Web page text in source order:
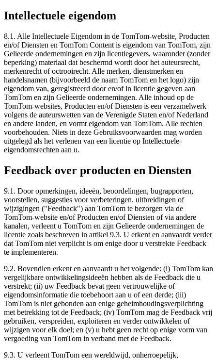
Intellectuele eigendom
8.1. Alle Intellectuele Eigendom in de TomTom-website, Producten
en/of Diensten en TomTom Content is eigendom van TomTom, zijn
Gelieerde ondernemingen en zijn licentiegevers, waaronder (zonder
beperking) materiaal dat beschermd wordt door het auteursrecht,
merkenrecht of octrooirecht. Alle merken, dienstmerken en
handelsnamen (bijvoorbeeld de naam TomTom en het logo) zijn
eigendom van, geregistreerd door en/of in licentie gegeven aan
TomTom en zijn Gelieerde ondernemingen. Alle inhoud op de
TomTom-websites, Producten en/of Diensten is een verzamelwerk
volgens de auteurswetten van de Verenigde Staten en/of Nederland
en andere landen, en vormt eigendom van TomTom. Alle rechten
voorbehouden. Niets in deze Gebruiksvoorwaarden mag worden
uitgelegd als het verlenen van een licentie op Intellectuele-
eigendomsrechten aan u.
Feedback over producten en Diensten
9.1. Door opmerkingen, ideeën, beoordelingen, bugrapporten,
voorstellen, suggesties voor verbeteringen, uitbreidingen of
wijzigingen ("Feedback") aan TomTom te bezorgen via de
TomTom-website en/of Producten en/of Diensten of via andere
kanalen, verleent u TomTom en zijn Gelieerde ondernemingen de
licentie zoals beschreven in artikel 9.3. U erkent en aanvaardt verder
dat TomTom niet verplicht is om enige door u verstrekte Feedback
te implementeren.
9.2. Bovendien erkent en aanvaardt u het volgende: (i) TomTom kan
vergelijkbare ontwikkelingsideeën hebben als de Feedback die u
verstrekt; (ii) uw Feedback bevat geen vertrouwelijke of
eigendomsinformatie die toebehoort aan u of een derde; (iii)
TomTom is niet gebonden aan enige geheimhoudingsverplichting
met betrekking tot de Feedback; (iv) TomTom mag de Feedback vrij
gebruiken, verspreiden, exploiteren en verder ontwikkelen of
wijzigen voor elk doel; en (v) u hebt geen recht op enige vorm van
vergoeding van TomTom in verband met de Feedback.
9.3. U verleent TomTom een wereldwijd, onherroepelijk,